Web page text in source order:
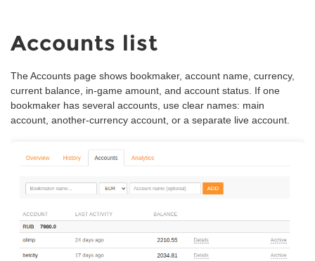
Accounts list
The Accounts page shows bookmaker, account name, currency,
current balance, in-game amount, and account status. If one
bookmaker has several accounts, use clear names: main
account, another-currency account, or a separate live account.